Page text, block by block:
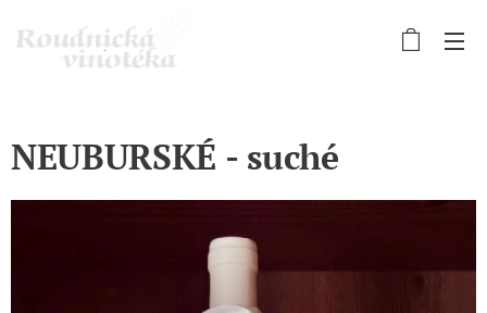
NEUBURSKÉ - suché